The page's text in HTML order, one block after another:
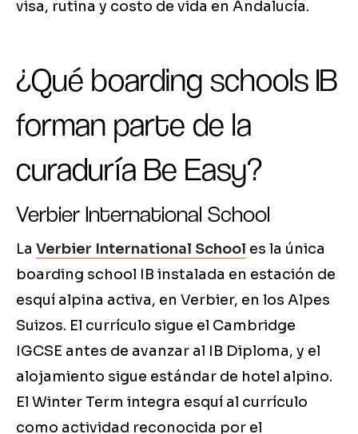
visa, rutina y costo de vida en Andalucía.
¿Qué boarding schools IB
forman parte de la
curaduría Be Easy?
Verbier International School
La Verbier International School es la única
boarding school IB instalada en estación de
esquí alpina activa, en Verbier, en los Alpes
Suizos. El currículo sigue el Cambridge
IGCSE antes de avanzar al IB Diploma, y el
alojamiento sigue estándar de hotel alpino.
El Winter Term integra esquí al currículo
como actividad reconocida por el